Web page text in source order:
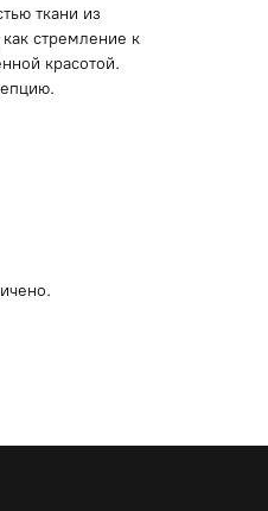
ткани из
стремление к
красотой.